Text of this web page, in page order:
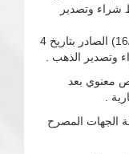
شراء وتصدير
منشور إدارة السياسات رقم (16/2018) الصادر بتاريخ 4
معنوي بعد
.
الجهات المصرح